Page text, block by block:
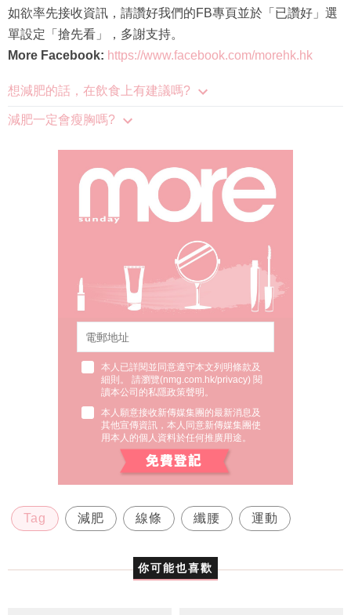
如欲率先接收資訊，請讚好我們的FB專頁並於「已讚好」選
單設定「搶先看」，多謝支持。
More Facebook: https://www.facebook.com/morehk.hk
想減肥的話，在飲食上有建議嗎?
減肥一定會瘦胸嗎?
本人已詳閱並同意遵守本文列明條款及
細則。 請瀏覽(nmg.com.hk/privacy) 閱
讀本公司的私隱政策聲明。
本人願意接收新傳媒集團的最新消息及
其他宣傳資訊，本人同意新傳媒集團使
用本人的個人資料於任何推廣用途。
Tag 減肥 線條 纖腰 運動
你可能也喜歡